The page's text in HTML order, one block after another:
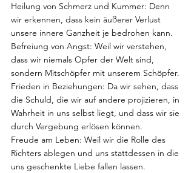
Heilung von Schmerz und Kummer: Denn
wir erkennen, dass kein äußerer Verlust
unsere innere Ganzheit je bedrohen kann.
Befreiung von Angst: Weil wir verstehen,
dass wir niemals Opfer der Welt sind,
sondern Mitschöpfer mit unserem Schöpfer.
Frieden in Beziehungen: Da wir sehen, dass
die Schuld, die wir auf andere projizieren, in
Wahrheit in uns selbst liegt, und dass wir sie
durch Vergebung erlösen können.
Freude am Leben: Weil wir die Rolle des
Richters ablegen und uns stattdessen in die
uns geschenkte Liebe fallen lassen.